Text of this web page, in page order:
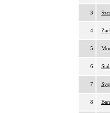
3
4
5
6
7
8